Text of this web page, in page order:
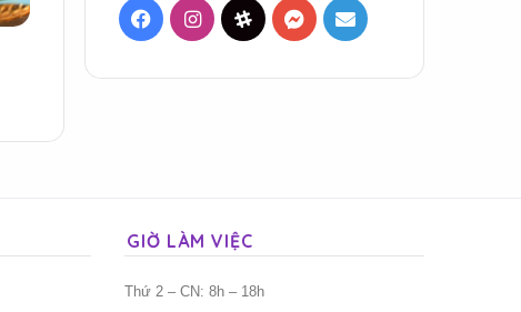
FacebookInstagramThreadsMessenger
Mail
GIỜ LÀM VIỆC
Thứ 2 – CN: 8h – 18h